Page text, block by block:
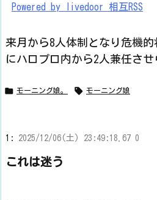
Powered by livedoor 相互RSS
来月から8人体制となり危機的
にハロプロ内から2人兼任させ
 モーニング娘。  モーニング娘
1: 2025/12/06(土) 23:49:18.67 0
これは迷う